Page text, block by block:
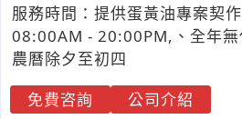
服務時間：提供蛋黃油專案契
08:00AM - 20:00PM,、全年
農曆除夕至初四
免費咨詢
公司介紹